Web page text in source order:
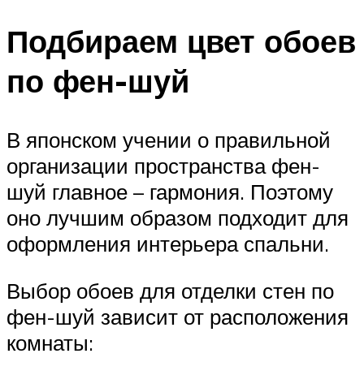
Подбираем цвет обоев
по фен-шуй
В японском учении о правильной
организации пространства фен-
шуй главное – гармония. Поэтому
оно лучшим образом подходит для
оформления интерьера спальни.
Выбор обоев для отделки стен по
фен-шуй зависит от расположения
комнаты: